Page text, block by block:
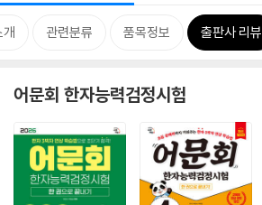
개 관련분류 품목정보 출판사 리뷰
어문회 한자능력검정시험